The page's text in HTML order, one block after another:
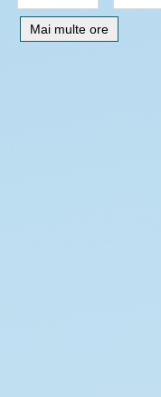
Mai multe ore